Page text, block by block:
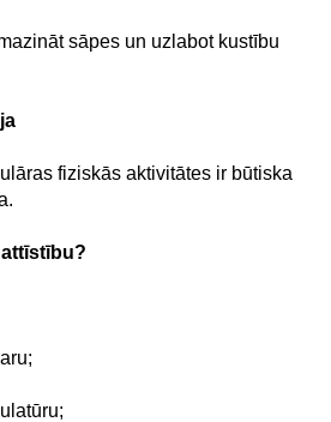
sāpes un uzlabot kustību
fiziskās aktivitātes ir būtiska